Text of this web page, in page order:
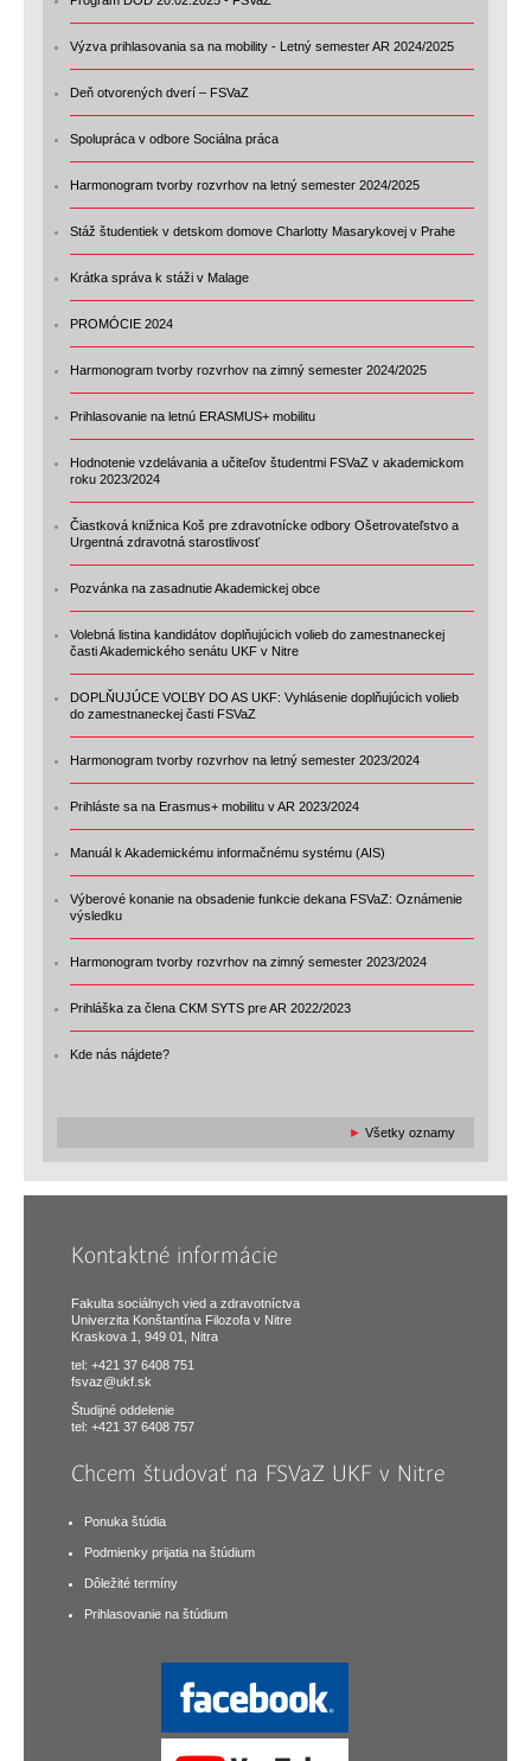
Výzva prihlasovania sa na mobility - Letný semester AR 2024/2025
Deň otvorených dverí – FSVaZ
Spolupráca v odbore Sociálna práca
Harmonogram tvorby rozvrhov na letný semester 2024/2025
Stáž študentiek v detskom domove Charlotty Masarykovej v Prahe
Krátka správa k stáži v Malage
PROMÓCIE 2024
Harmonogram tvorby rozvrhov na zimný semester 2024/2025
Prihlasovanie na letnú ERASMUS+ mobilitu
Hodnotenie vzdelávania a učiteľov študentmi FSVaZ v akademickom
roku 2023/2024
Čiastková knižnica Koš pre zdravotnícke odbory Ošetrovateľstvo a
Urgentná zdravotná starostlivosť
Pozvánka na zasadnutie Akademickej obce
Volebná listina kandidátov doplňujúcich volieb do zamestnaneckej
časti Akademického senátu UKF v Nitre
DOPLŇUJÚCE VOĽBY DO AS UKF: Vyhlásenie doplňujúcich volieb
do zamestnaneckej časti FSVaZ
Harmonogram tvorby rozvrhov na letný semester 2023/2024
Prihláste sa na Erasmus+ mobilitu v AR 2023/2024
Manuál k Akademickému informačnému systému (AIS)
Výberové konanie na obsadenie funkcie dekana FSVaZ: Oznámenie
výsledku
Harmonogram tvorby rozvrhov na zimný semester 2023/2024
Prihláška za člena CKM SYTS pre AR 2022/2023
Kde nás nájdete?
► Všetky oznamy
Kontaktné informácie
Fakulta sociálnych vied a zdravotníctva
Univerzita Konštantína Filozofa v Nitre
Kraskova 1, 949 01, Nitra
tel: +421 37 6408 751
fsvaz@ukf.sk
Študijné oddelenie
tel: +421 37 6408 757
Chcem študovať na FSVaZ UKF v Nitre
Ponuka štúdia
Podmienky prijatia na štúdium
Dôležité termíny
Prihlasovanie na štúdium